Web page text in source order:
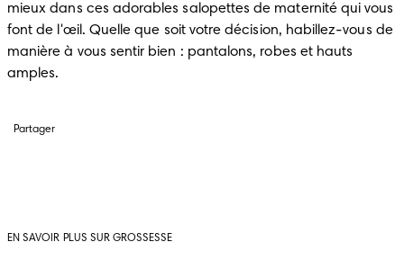
mieux dans ces adorables salopettes de maternité qui vous
font de l'œil. Quelle que soit votre décision, habillez-vous de
manière à vous sentir bien : pantalons, robes et hauts
amples.
Partager
EN SAVOIR PLUS SUR GROSSESSE